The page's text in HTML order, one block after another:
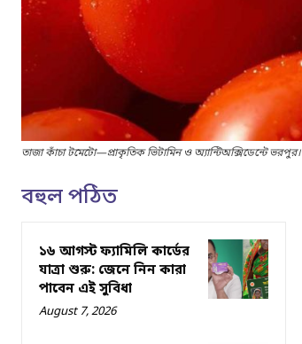
তাজা কাঁচা টমেটো—প্রাকৃতিক ভিটামিন ও অ্যান্টিঅক্সিডেন্টে ভরপুর।
বহুল পঠিত
১৬ আগস্ট ফ্যামিলি কার্ডের
যাত্রা শুরু: জেনে নিন কারা
পাবেন এই সুবিধা
August 7, 2026